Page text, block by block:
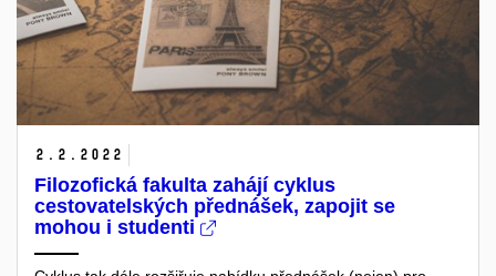
2.2.2022
Filozofická fakulta zahájí cyklus
cestovatelských přednášek, zapojit se
mohou i studenti